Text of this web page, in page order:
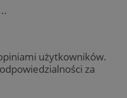
użytkowników.
za